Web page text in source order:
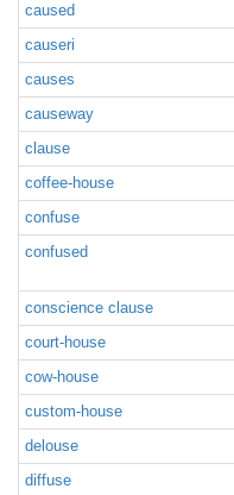
caused
causeri
causes
causeway
clause
coffee-house
confuse
confused
conscience clause
court-house
cow-house
custom-house
delouse
diffuse